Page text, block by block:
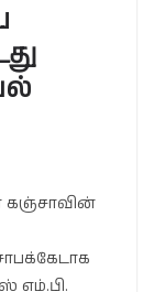
கஞ்சாவின்
எம்.பி.